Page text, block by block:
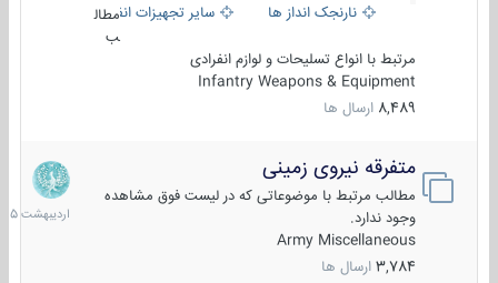
نارنجک انداز ها
سایر تجهیزات انفرادی
مطال
ب
مرتبط با انواع تسلیحات و لوازم انفرادی
Infantry Weapons & Equipment
8,489 ارسال ها
متفرقه نیروی زمینی
مطالب مرتبط با موضوعاتی که در لیست فوق مشاهده
وجود ندارد.
Army Miscellaneous
3,784 ارسال ها
27
1405